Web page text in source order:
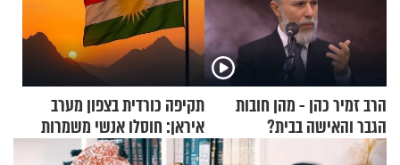
הרב זמיר כהן - מהן חובות
הגבר והאישה בבית?
תקיפה כורדית בצפון מערב
איראן: חוסלו אנשי משמרות
המהפכה